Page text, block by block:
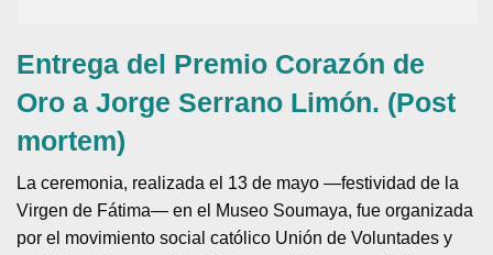
Entrega del Premio Corazón de
Oro a Jorge Serrano Limón. (Post
mortem)
La ceremonia, realizada el 13 de mayo —festividad de la
Virgen de Fátima— en el Museo Soumaya, fue organizada
por el movimiento social católico Unión de Voluntades y